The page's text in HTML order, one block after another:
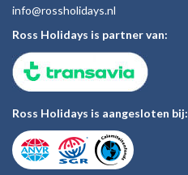
info@rossholidays.nl
Ross Holidays is partner van:
Ross Holidays is aangesloten bij: